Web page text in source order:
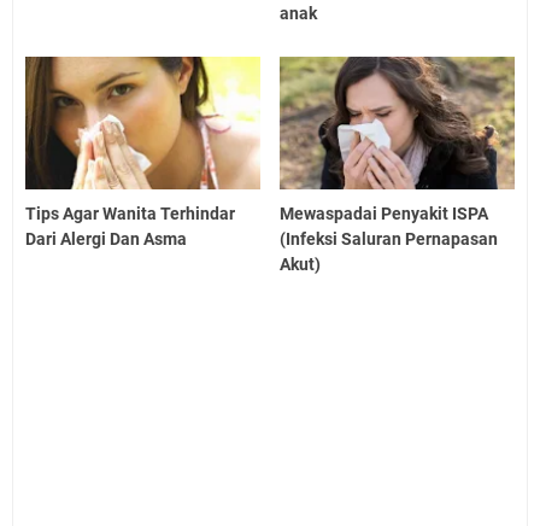
anak
Tips Agar Wanita Terhindar
Dari Alergi Dan Asma
Mewaspadai Penyakit ISPA
(Infeksi Saluran Pernapasan
Akut)